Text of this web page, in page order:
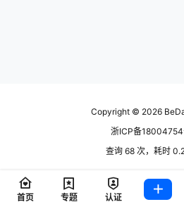
Copyright © 2026
浙ICP备
查询 68 次，耗时
首页 专题 认证